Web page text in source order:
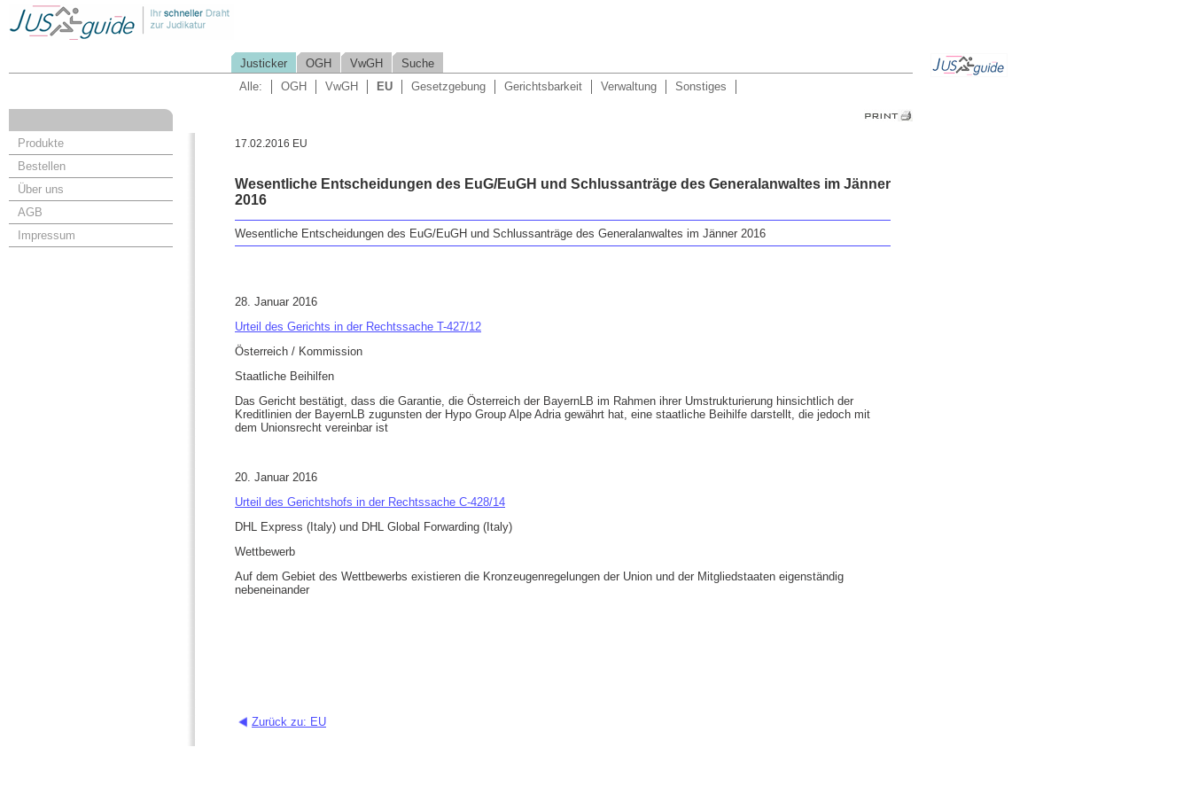
Justicker OGH VwGH
Suche
Alle:
OGH VwGH EU Gesetzgebung Gerichtsbarkeit Verwaltung Sonstiges
Produkte
Bestellen
Über uns
AGB
Impressum
17.02.2016 EU
Wesentliche Entscheidungen des EuG/EuGH und Schlussanträge des Generalanwaltes im Jänner
2016
Wesentliche Entscheidungen des EuG/EuGH und Schlussanträge des Generalanwaltes im Jänner 2016
28. Januar 2016
Urteil des Gerichts in der Rechtssache T-427/12
Österreich / Kommission
Staatliche Beihilfen
Das Gericht bestätigt, dass die Garantie, die Österreich der BayernLB im Rahmen ihrer Umstrukturierung hinsichtlich der
Kreditlinien der BayernLB zugunsten der Hypo Group Alpe Adria gewährt hat, eine staatliche Beihilfe darstellt, die jedoch mit
dem Unionsrecht vereinbar ist
20. Januar 2016
Urteil des Gerichtshofs in der Rechtssache C-428/14
DHL Express (Italy) und DHL Global Forwarding (Italy)
Wettbewerb
Auf dem Gebiet des Wettbewerbs existieren die Kronzeugenregelungen der Union und der Mitgliedstaaten eigenständig
nebeneinander
Zurück zu: EU